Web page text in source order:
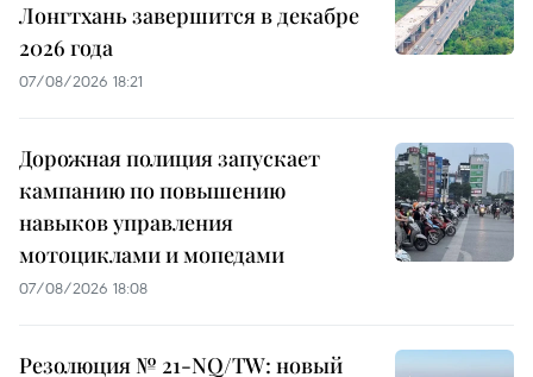
Лонгтхань завершится в декабре
2026 года
07/08/2026 18:21
Дорожная полиция запускает
кампанию по повышению
навыков управления
мотоциклами и мопедами
07/08/2026 18:08
Резолюция № 21-NQ/TW: новый